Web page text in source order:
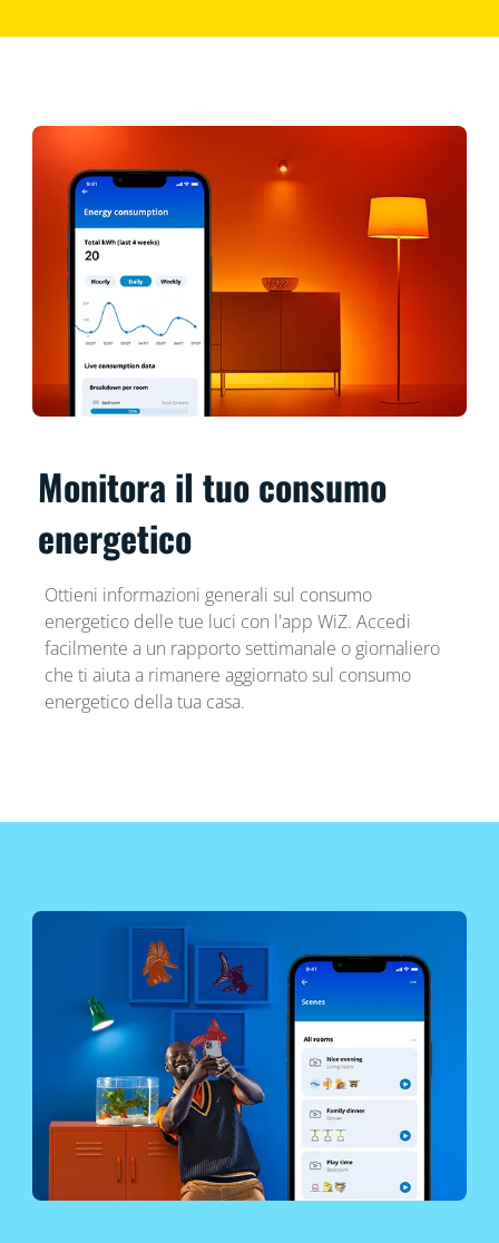
Monitora il tuo consumo
energetico
Ottieni informazioni generali sul consumo
energetico delle tue luci con l'app WiZ. Accedi
facilmente a un rapporto settimanale o giornaliero
che ti aiuta a rimanere aggiornato sul consumo
energetico della tua casa.